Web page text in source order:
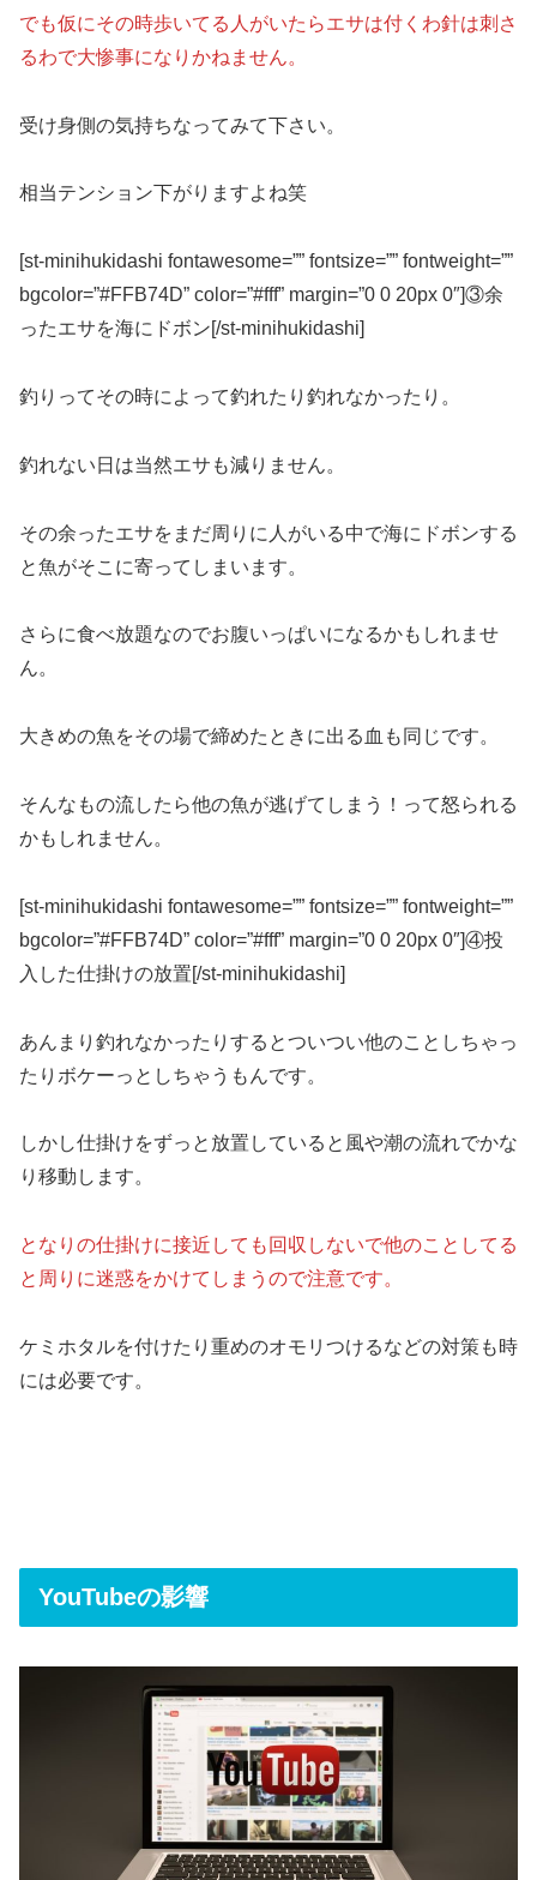
でも仮にその時歩いてる人がいたらエサは付くわ針は刺さ
るわで大惨事になりかねません。
受け身側の気持ちなってみて下さい。
相当テンション下がりますよね笑
[st-minihukidashi fontawesome=”” fontsize=”” fontweight=””
bgcolor=”#FFB74D” color=”#fff” margin=”0 0 20px 0″]③余
ったエサを海にドボン[/st-minihukidashi]
釣りってその時によって釣れたり釣れなかったり。
釣れない日は当然エサも減りません。
その余ったエサをまだ周りに人がいる中で海にドボンする
と魚がそこに寄ってしまいます。
さらに食べ放題なのでお腹いっぱいになるかもしれませ
ん。
大きめの魚をその場で締めたときに出る血も同じです。
そんなもの流したら他の魚が逃げてしまう！って怒られる
かもしれません。
[st-minihukidashi fontawesome=”” fontsize=”” fontweight=””
bgcolor=”#FFB74D” color=”#fff” margin=”0 0 20px 0″]④投
入した仕掛けの放置[/st-minihukidashi]
あんまり釣れなかったりするとついつい他のことしちゃっ
たりボケーっとしちゃうもんです。
しかし仕掛けをずっと放置していると風や潮の流れでかな
り移動します。
となりの仕掛けに接近しても回収しないで他のことしてる
と周りに迷惑をかけてしまうので注意です。
ケミホタルを付けたり重めのオモリつけるなどの対策も時
には必要です。
YouTubeの影響